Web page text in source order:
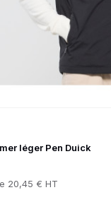
léger Pen Duick
20,45 € HT